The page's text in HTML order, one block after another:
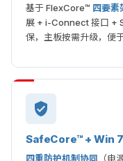
基于 FlexCore™ 四要素
展 + i-Connect 接口 +
保，主板按需升级，便
SafeCore™ + Win
四重防护机制协同 （